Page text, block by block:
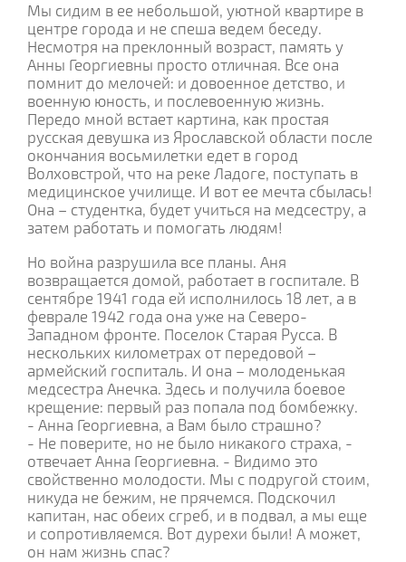
Мы сидим в ее небольшой, уютной квартире в
центре города и не спеша ведем беседу.
Несмотря на преклонный возраст, память у
Анны Георгиевны просто отличная. Все она
помнит до мелочей: и довоенное детство, и
военную юность, и послевоенную жизнь.
Передо мной встает картина, как простая
русская девушка из Ярославской области после
окончания восьмилетки едет в город
Волховстрой, что на реке Ладоге, поступать в
медицинское училище. И вот ее мечта сбылась!
Она – студентка, будет учиться на медсестру, а
затем работать и помогать людям!
Но война разрушила все планы. Аня
возвращается домой, работает в госпитале. В
сентябре 1941 года ей исполнилось 18 лет, а в
феврале 1942 года она уже на Северо-
Западном фронте. Поселок Старая Русса. В
нескольких километрах от передовой –
армейский госпиталь. И она – молоденькая
медсестра Анечка. Здесь и получила боевое
крещение: первый раз попала под бомбежку.
- Анна Георгиевна, а Вам было страшно?
- Не поверите, но не было никакого страха, -
отвечает Анна Георгиевна. - Видимо это
свойственно молодости. Мы с подругой стоим,
никуда не бежим, не прячемся. Подскочил
капитан, нас обеих сгреб, и в подвал, а мы еще
и сопротивляемся. Вот дурехи были! А может,
он нам жизнь спас?